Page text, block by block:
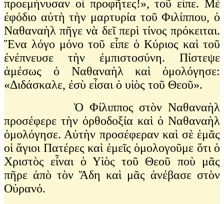
προεμήνυσαν οἱ προφῆτες!», τοῦ εἶπε. Μὲ
ἐφόδιο αὐτὴ τὴν μαρτυρία τοῦ Φιλίππου, ὁ
Ναθαναὴλ πῆγε νὰ δεῖ περὶ τίνος πρόκειται.
Ἕνα λόγο μόνο τοῦ εἶπε ὁ Κύριος καὶ τοῦ
ἐνέπνευσε τὴν ἐμπιστοσύνη. Πίστεψε
ἀμέσως ὁ Ναθαναὴλ καὶ ὁμολόγησε:
«Διδάσκαλε, ἐσὺ εἶσαι ὁ υἱὸς τοῦ Θεοῦ».
Ὁ Φίλιππος στὸν Ναθαναὴλ
προσέφερε τὴν ὀρθοδοξία καὶ ὁ Ναθαναὴλ
ὁμολόγησε. Αὐτὴν προσέφεραν καὶ σὲ ἑμᾶς
οἱ ἅγιοι Πατέρες καὶ ἑμεῖς ὁμολογοῦμε ὅτι ὁ
Χριστὸς εἶναι ὁ Υἱὸς τοῦ Θεοῦ ποὺ μᾶς
πῆρε ἀπὸ τὸν Ἅδη καὶ μᾶς ἀνέβασε στὸν
Οὐρανό.